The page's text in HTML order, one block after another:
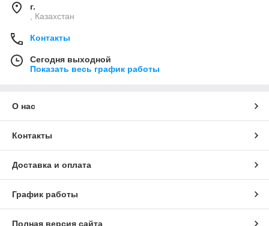
г.
, Казахстан
Контакты
Сегодня выходной
Показать весь график работы
О нас
Контакты
Доставка и оплата
График работы
Полная версия сайта